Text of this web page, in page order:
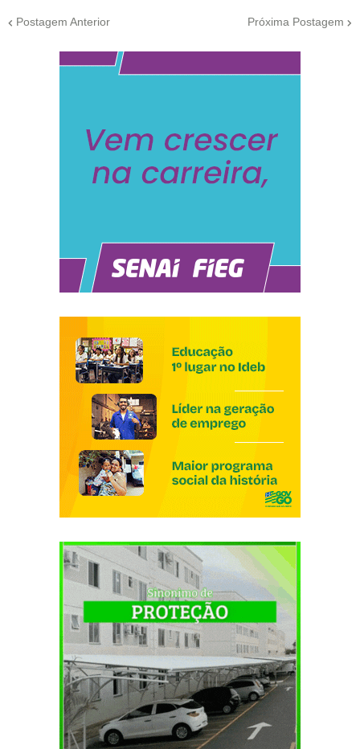
Postagem Anterior Próxima Postagem